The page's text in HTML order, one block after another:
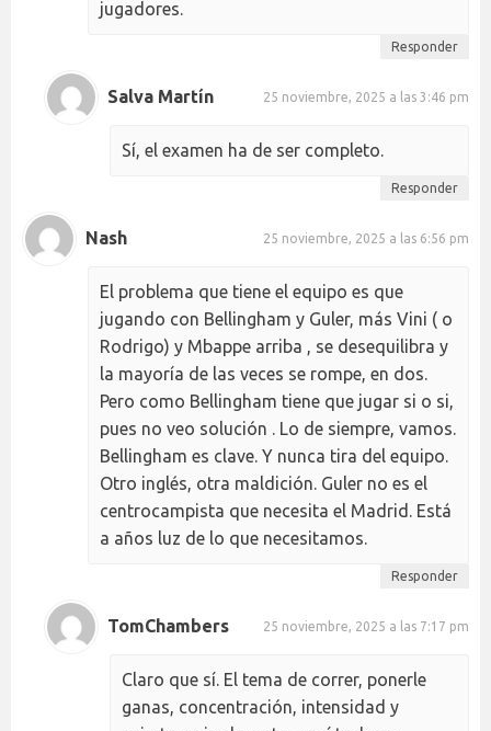
jugadores.
Responder
Salva Martín 25 noviembre, 2025 a las 3:46 pm
Sí, el examen ha de ser completo.
Responder
Nash 25 noviembre, 2025 a las 6:56 pm
El problema que tiene el equipo es que
jugando con Bellingham y Guler, más Vini ( o
Rodrigo) y Mbappe arriba , se desequilibra y
la mayoría de las veces se rompe, en dos.
Pero como Bellingham tiene que jugar si o si,
pues no veo solución . Lo de siempre, vamos.
Bellingham es clave. Y nunca tira del equipo.
Otro inglés, otra maldición. Guler no es el
centrocampista que necesita el Madrid. Está
a años luz de lo que necesitamos.
Responder
TomChambers 25 noviembre, 2025 a las 7:17 pm
Claro que sí. El tema de correr, ponerle
ganas, concentración, intensidad y